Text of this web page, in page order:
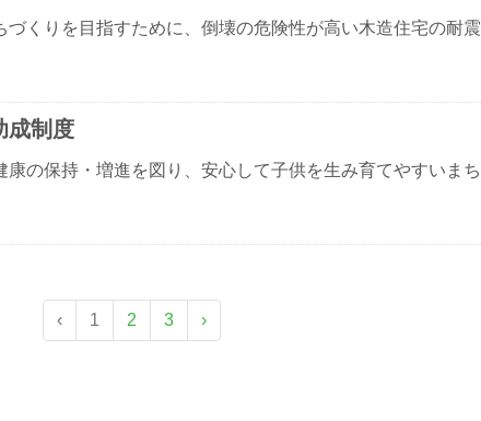
づくりを目指すために、倒壊の危険性が高い木造住宅の耐震
成制度
康の保持・増進を図り、安心して子供を生み育てやすいまち
‹ 1 2 3 ›